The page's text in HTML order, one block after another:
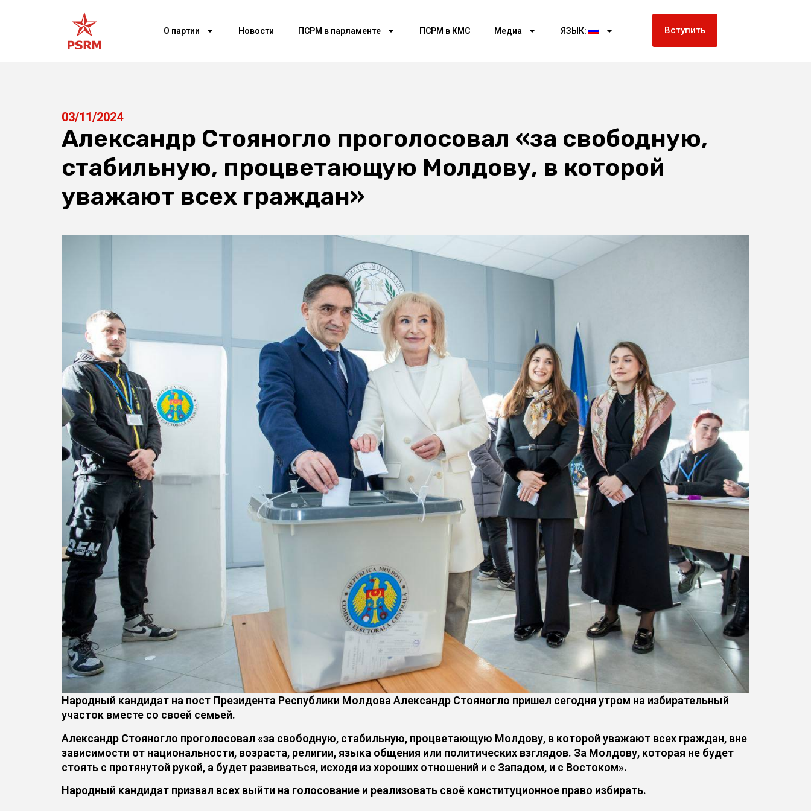
О партии Новости ПСРМ в парламенте ПСРМ в КМС Медиа ЯЗЫК: Вступить
03/11/2024
Александр Стояногло проголосовал «за свободную,
стабильную, процветающую Молдову, в которой
уважают всех граждан»
Народный кандидат на пост Президента Республики Молдова Александр Стояногло пришел сегодня утром на избирательный
участок вместе со своей семьей.
Александр Стояногло проголосовал «за свободную, стабильную, процветающую Молдову, в которой уважают всех граждан, вне
зависимости от национальности, возраста, религии, языка общения или политических взглядов. За Молдову, которая не будет
стоять с протянутой рукой, а будет развиваться, исходя из хороших отношений и с Западом, и с Востоком».
Народный кандидат призвал всех выйти на голосование и реализовать своё конституционное право избирать.